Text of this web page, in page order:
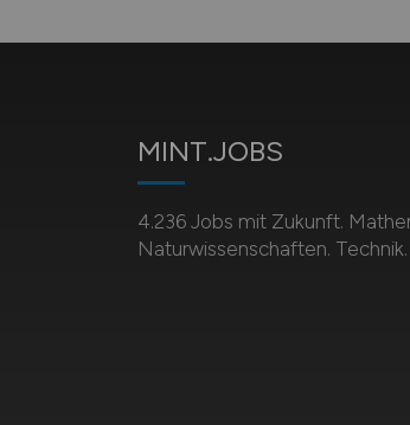
MINT.JOBS
4.236 Jobs mit Zukunft.
Naturwissenschaften. Technik.